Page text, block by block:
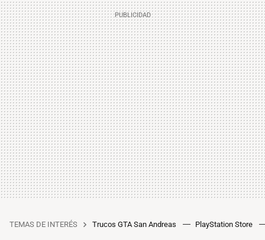
TEMAS DE INTERÉS Trucos GTA San Andreas PlayStation Store